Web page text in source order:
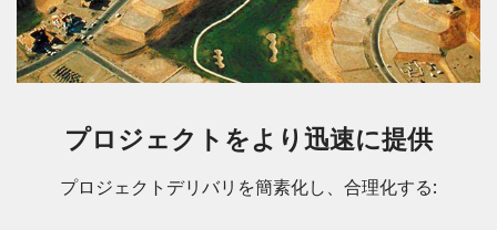
プロジェクトをより迅速に提供
プロジェクトデリバリを簡素化し、合理化する: